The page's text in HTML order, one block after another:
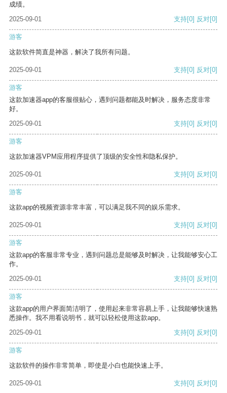
成绩。
2025-09-01
支持[0] 反对[0]
游客
这款软件简直是神器，解决了我所有问题。
2025-09-01 支持[0] 反对[0]
游客
这款加速器app的客服很贴心，遇到问题都能及时解决，服务态度非常
好。
2025-09-01
支持[0] 反对[0]
游客
这款加速器VPM应用程序提供了顶级的安全性和隐私保护。
2025-09-01 支持[0] 反对[0]
游客
这款app的视频资源非常丰富，可以满足我不同的娱乐需求。
2025-09-01 支持[0] 反对[0]
游客
这款app的客服非常专业，遇到问题总是能够及时解决，让我能够安心工
作。
2025-09-01
支持[0] 反对[0]
游客
这款app的用户界面简洁明了，使用起来非常容易上手，让我能够快速熟
悉操作。我不用看说明书，就可以轻松使用这款app。
2025-09-01
支持[0] 反对[0]
游客
这款软件的操作非常简单，即使是小白也能快速上手。
2025-09-01 支持[0] 反对[0]